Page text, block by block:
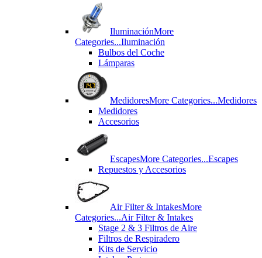
IluminaciónMore
Categories...Iluminación
Bulbos del Coche
Lámparas
MedidoresMore Categories...Medidores
Medidores
Accesorios
EscapesMore Categories...Escapes
Repuestos y Accesorios
Air Filter & IntakesMore
Categories...Air Filter & Intakes
Stage 2 & 3 Filtros de Aire
Filtros de Respiradero
Kits de Servicio